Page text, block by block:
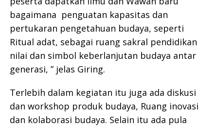
bagaimana penguatan kapasitas dan
pertukaran pengetahuan budaya, seperti
Ritual adat, sebagai ruang sakral pendidikan
nilai dan simbol keberlanjutan budaya antar
generasi, ” jelas Giring.
Terlebih dalam kegiatan itu juga ada diskusi
dan workshop produk budaya, Ruang inovasi
dan kolaborasi budaya. Selain itu ada pula